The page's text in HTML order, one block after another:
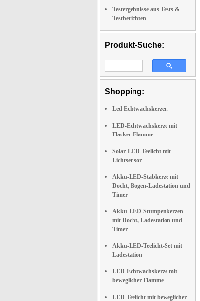
Testergebnisse aus Tests &
Testberichten
Produkt-Suche:
Shopping:
Led Echtwachskerzen
LED-Echtwachskerze mit
Flacker-Flamme
Solar-LED-Teelicht mit
Lichtsensor
Akku-LED-Stabkerze mit
Docht, Bogen-Ladestation und
Timer
Akku-LED-Stumpenkerzen
mit Docht, Ladestation und
Timer
Akku-LED-Teelicht-Set mit
Ladestation
LED-Echtwachskerze mit
beweglicher Flamme
LED-Teelicht mit beweglicher